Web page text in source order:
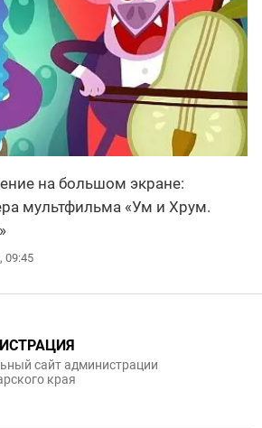
на большом экране:
мультфильма «Ум и Хрум.
09:45
сайт администрации
края